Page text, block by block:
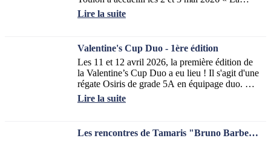
Mandréenne » réunissant les classes IRC et...
Lire la suite
Valentine's Cup Duo - 1ère édition
Les 11 et 12 avril 2026, la première édition de
la Valentine’s Cup Duo a eu lieu ! Il s'agit d'une
régate Osiris de grade 5A en équipage duo. Elle
a réuni 18 bateaux soit 36...
Lire la suite
Les rencontres de Tamaris "Bruno Barbey" du 6 mai